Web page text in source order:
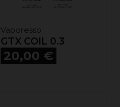
Vaporesso
GTX COIL 0.3
Prix
20,00 €